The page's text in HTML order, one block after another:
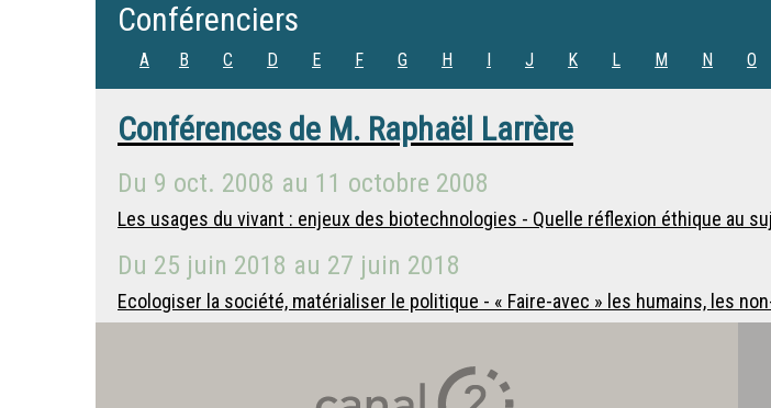
Conférenciers
A B C D E F G H I J K L M N O
Conférences de M. Raphaël Larrère
Du 9 oct. 2008 au 11 octobre 2008
Les usages du vivant : enjeux des biotechnologies - Quelle réflexion éthique au
Du 25 juin 2018 au 27 juin 2018
Ecologiser la société, matérialiser le politique - « Faire-avec » les humains, les